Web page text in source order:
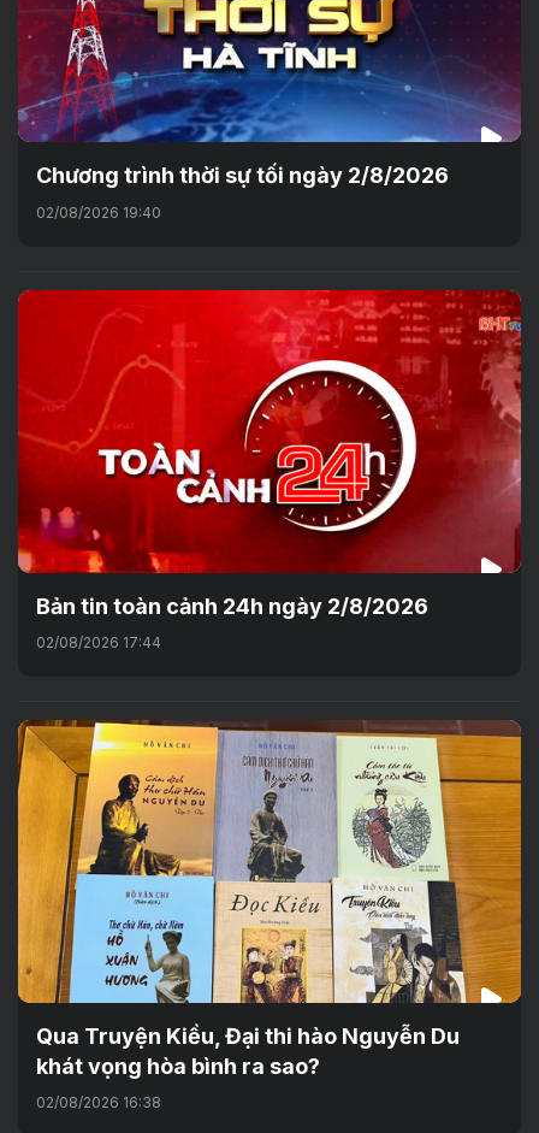
Chương trình thời sự tối ngày 2/8/2026
02/08/2026 19:40
Bản tin toàn cảnh 24h ngày 2/8/2026
02/08/2026 17:44
Qua Truyện Kiều, Đại thi hào Nguyễn Du
khát vọng hòa bình ra sao?
02/08/2026 16:38